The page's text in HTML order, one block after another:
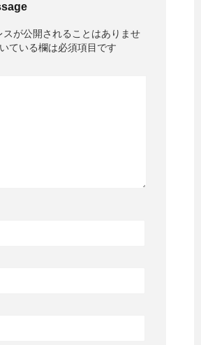
スが公開されることはありませ
ている欄は必須項目です